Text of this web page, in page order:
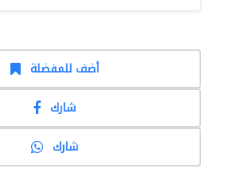
أضف للمفضلة
شارك
شارك